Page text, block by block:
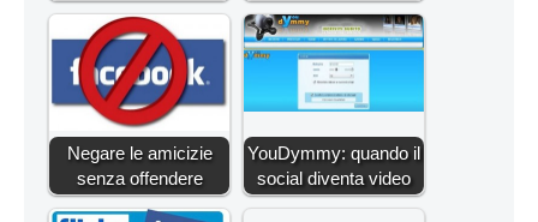
Negare le amicizie
senza offendere
YouDymmy: quando il
social diventa video